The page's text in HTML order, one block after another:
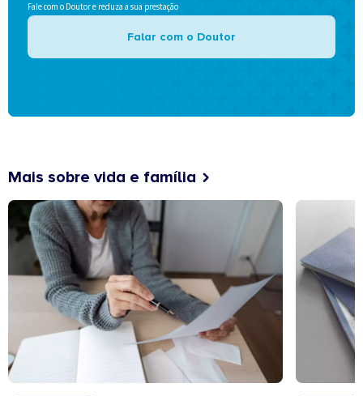
Fale com o Doutor e reduza a sua prestação
Falar com o Doutor
Mais sobre vida e família